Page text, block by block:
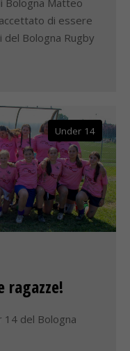
Bologna Matteo
di essere
del Bologna Rugby
Under 14
ragazze!
14 del Bologna